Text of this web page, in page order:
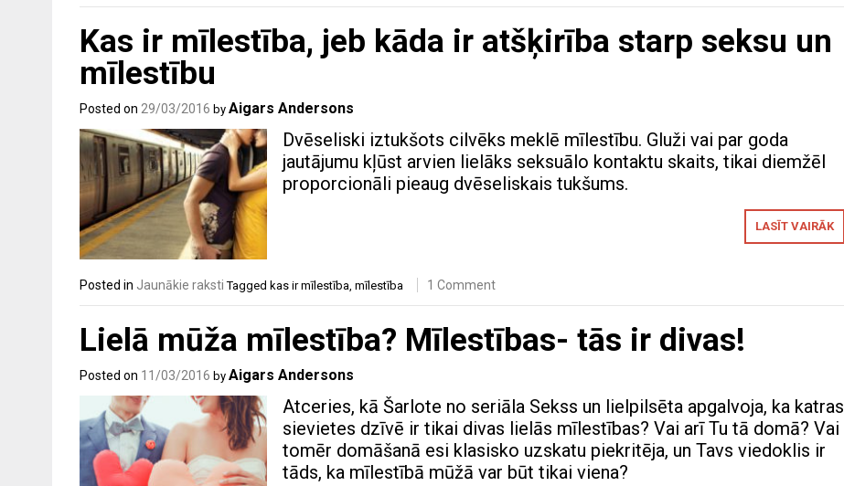
Kas ir mīlestība, jeb kāda ir atšķirība starp seksu un
mīlestību
Posted on 29/03/2016 by Aigars Andersons
Dvēseliski iztukšots cilvēks meklē mīlestību. Gluži vai par goda
jautājumu kļūst arvien lielāks seksuālo kontaktu skaits, tikai diemžēl
proporcionāli pieaug dvēseliskais tukšums.
LASĪT VAIRĀK
Posted in Jaunākie raksti Tagged kas ir mīlestība, mīlestība 1 Comment
Lielā mūža mīlestība? Mīlestības- tās ir divas!
Posted on 11/03/2016 by Aigars Andersons
Atceries, kā Šarlote no seriāla Sekss un lielpilsēta apgalvoja, ka katras
sievietes dzīvē ir tikai divas lielās mīlestības? Vai arī Tu tā domā? Vai
tomēr domāšanā esi klasisko uzskatu piekritēja, un Tavs viedoklis ir
tāds, ka mīlestībā mūžā var būt tikai viena?